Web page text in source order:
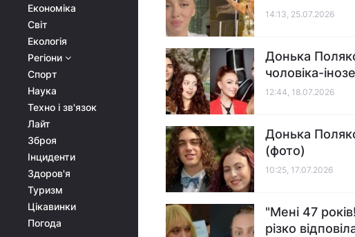
Економіка
Світ
Екологія
Регіони
Спорт
Наука
Техно і зв'язок
Лайт
Зброя
Інциденти
Здоров'я
Туризм
Цікавинки
Погода
14:13, 25.07.2026
Донька
чоловіка-
12:44, 18.07.2026
Донька
(фото)
10:25, 17.07.2026
"Мені 47
різко